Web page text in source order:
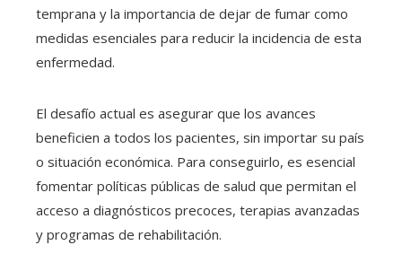
temprana y la importancia de dejar de fumar como
medidas esenciales para reducir la incidencia de esta
enfermedad.
El desafío actual es asegurar que los avances
beneficien a todos los pacientes, sin importar su país
o situación económica. Para conseguirlo, es esencial
fomentar políticas públicas de salud que permitan el
acceso a diagnósticos precoces, terapias avanzadas
y programas de rehabilitación.